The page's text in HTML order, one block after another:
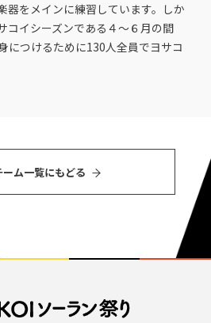
器をメインに練習しています。しか
コイシーズンである４～６月の間
につけるために130人全員でヨサコ
ム⼀覧にもどる